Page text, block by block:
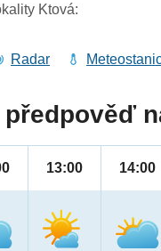
Ktová:
Radar
13:00 14:00